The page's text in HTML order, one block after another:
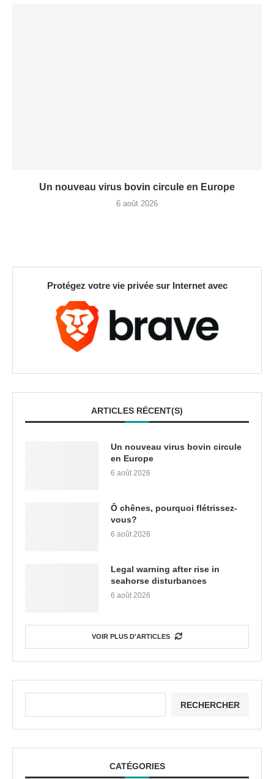
Un nouveau virus bovin circule en Europe
6 août 2026
Protégez votre vie privée sur Internet avec
ARTICLES RÉCENT(S)
Un nouveau virus bovin circule
en Europe
6 août 2026
Ô chênes, pourquoi flétrissez-
vous?
6 août 2026
Legal warning after rise in
seahorse disturbances
6 août 2026
VOIR PLUS D'ARTICLES
RECHERCHER
CATÉGORIES